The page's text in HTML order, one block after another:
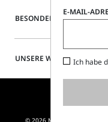
BESONDERE SERVICES
UNSERE WEBSITE
© 2026 MAX MARA S.R.L. P.
E-MAIL-
Ich habe